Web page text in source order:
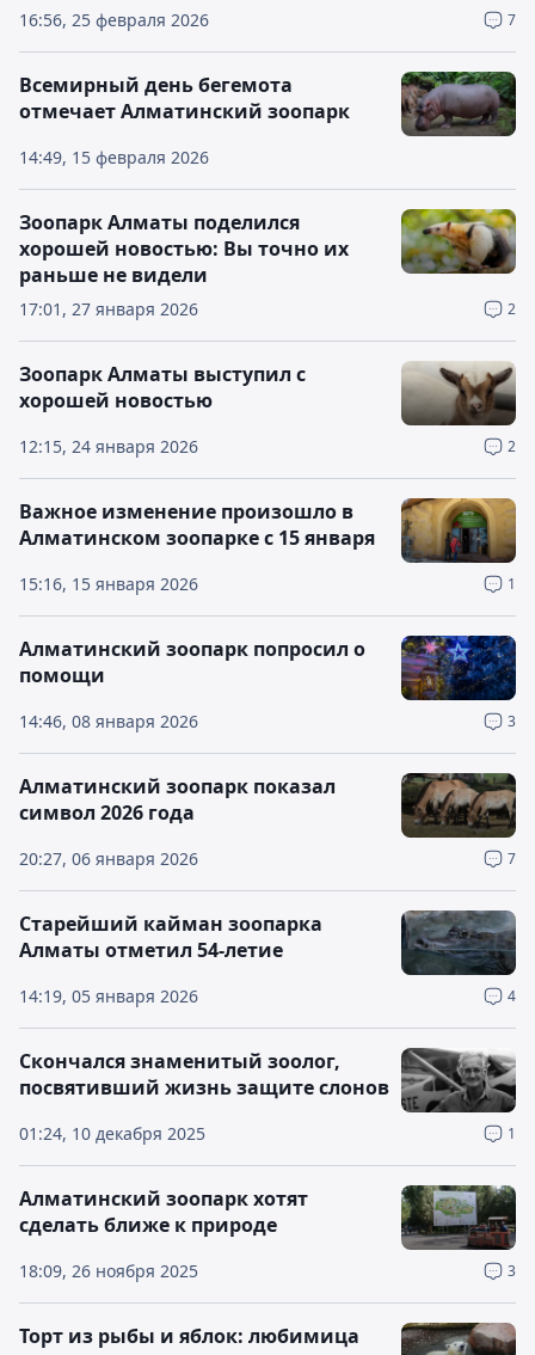
16:56, 25 февраля 2026 7
14:49, 15 февраля 2026
Всемирный день бегемота
отмечает Алматинский зоопарк
17:01, 27 января 2026 2
Зоопарк Алматы поделился
хорошей новостью: Вы точно их
раньше не видели
12:15, 24 января 2026 2
Зоопарк Алматы выступил с
хорошей новостью
15:16, 15 января 2026 1
Важное изменение произошло в
Алматинском зоопарке с 15 января
14:46, 08 января 2026 3
Алматинский зоопарк попросил о
помощи
20:27, 06 января 2026 7
Алматинский зоопарк показал
символ 2026 года
14:19, 05 января 2026 4
Старейший кайман зоопарка
Алматы отметил 54-летие
01:24, 10 декабря 2025 1
Скончался знаменитый зоолог,
посвятивший жизнь защите слонов
18:09, 26 ноября 2025 3
Алматинский зоопарк хотят
сделать ближе к природе
Торт из рыбы и яблок: любимица